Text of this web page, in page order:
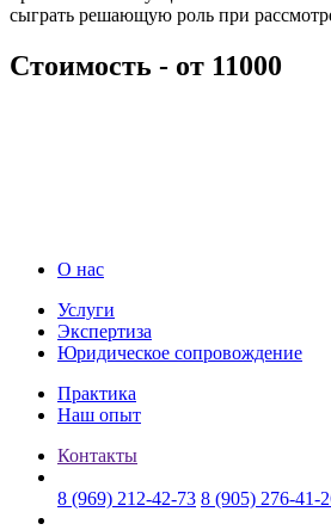
сыграть решающую роль при
Стоимость - от 11000
О нас
Услуги
Экспертиза
Юридическое сопровождение
Практика
Наш опыт
Контакты
8 (969) 212-42-73 8 (905) 276-41-